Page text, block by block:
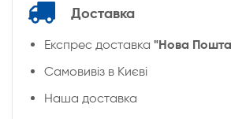
Доставка
Експрес доставка "Нова
Cамовивіз в Києві
Наша доставка